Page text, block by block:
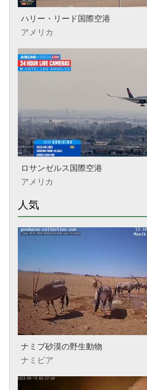
ハリー・リード国際空港
アメリカ
ロサンゼルス国際空港
アメリカ
人気
ナミブ砂漠の野生動物
ナミビア